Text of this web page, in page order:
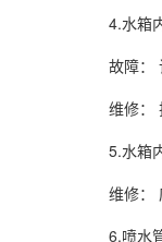
4.水箱
故障：
维修：
5.水箱
维修：
6.喷水